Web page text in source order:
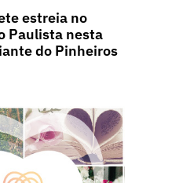
estreia no
Paulista nesta
do Pinheiros